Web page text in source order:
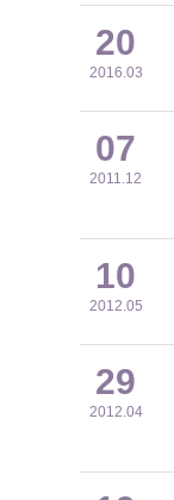
20
2016.03
07
2011.12
10
2012.05
29
2012.04